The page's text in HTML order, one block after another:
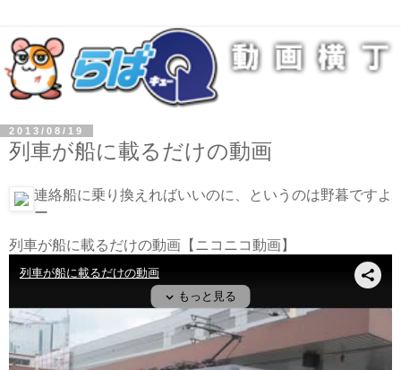
2013/08/19
列車が船に載るだけの動画
連絡船に乗り換えればいいのに、というのは野暮ですよ
ー
列車が船に載るだけの動画 【ニコニコ動画】